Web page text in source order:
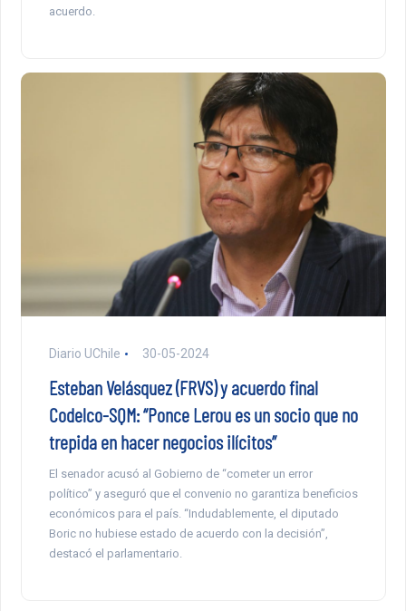
acuerdo.
Diario UChile 30-05-2024
Esteban Velásquez (FRVS) y acuerdo final
Codelco-SQM: “Ponce Lerou es un socio que no
trepida en hacer negocios ilícitos”
El senador acusó al Gobierno de “cometer un error
político” y aseguró que el convenio no garantiza beneficios
económicos para el país. “Indudablemente, el diputado
Boric no hubiese estado de acuerdo con la decisión”,
destacó el parlamentario.